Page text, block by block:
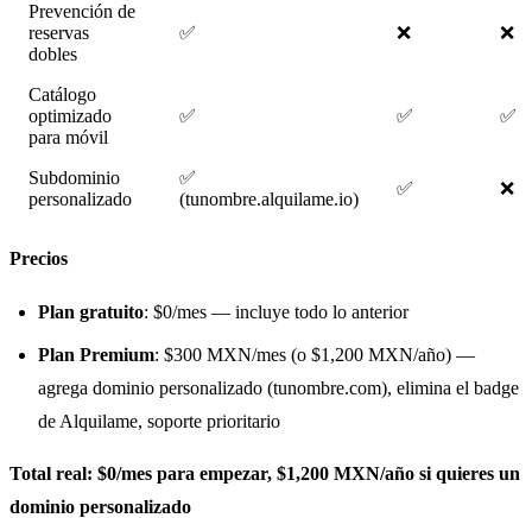
Prevención de
reservas
dobles
✅ ❌ ❌
Catálogo
optimizado
para móvil
✅ ✅ ✅
Subdominio
personalizado
✅
(tunombre.alquilame.io)
✅ ❌
Precios
Plan gratuito: $0/mes — incluye todo lo anterior
Plan Premium: $300 MXN/mes (o $1,200 MXN/año) —
agrega dominio personalizado (tunombre.com), elimina el badge
de Alquilame, soporte prioritario
Total real: $0/mes para empezar, $1,200 MXN/año si quieres un
dominio personalizado